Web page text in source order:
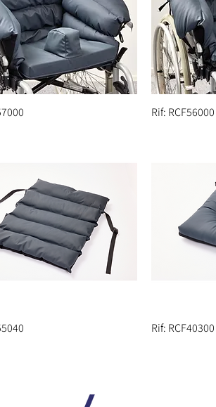
Rif: RCF56000
Rif: RCF40300